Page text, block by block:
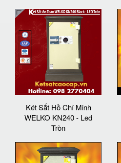
Két Sắt Hồ Chí Minh
WELKO KN240 - Led
Tròn